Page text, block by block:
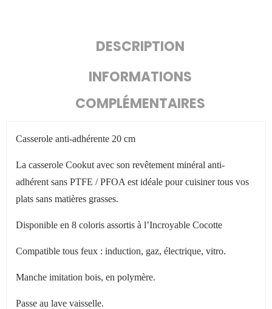
DESCRIPTION
INFORMATIONS
COMPLÉMENTAIRES
Casserole anti-adhérente 20 cm
La casserole Cookut avec son revêtement minéral anti-
adhérent sans PTFE / PFOA est idéale pour cuisiner tous vos
plats sans matières grasses.
Disponible en 8 coloris assortis à l’Incroyable Cocotte
Compatible tous feux : induction, gaz, électrique, vitro.
Manche imitation bois, en polymère.
Passe au lave vaisselle.